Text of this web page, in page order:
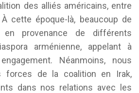
des alliés américains, entre
À cette époque-là, beaucoup de
en provenance de différents
arménienne, appelant à
Néanmoins, nous
forces de la coalition en Irak,
dans nos relations avec les